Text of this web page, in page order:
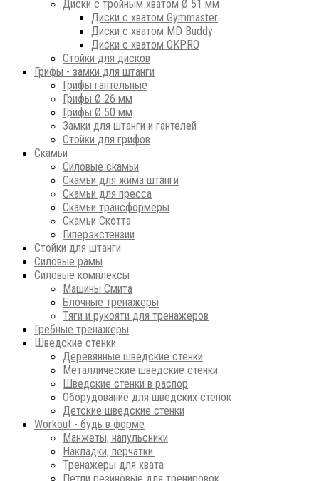
Диски с тройным хватом Ø 51 мм
Диски с хватом Gymmaster
Диски с хватом MD Buddy
Диски с хватом OKPRO
Стойки для дисков
Грифы - замки для штанги
Грифы гантельные
Грифы Ø 26 мм
Грифы Ø 50 мм
Замки для штанги и гантелей
Стойки для грифов
Скамьи
Силовые скамьи
Скамьи для жима штанги
Скамьи для пресса
Скамьи трансформеры
Скамьи Скотта
Гиперэкстензии
Стойки для штанги
Силовые рамы
Силовые комплексы
Машины Смита
Блочные тренажеры
Тяги и рукояти для тренажеров
Гребные тренажеры
Шведские стенки
Деревянные шведские стенки
Металлические шведские стенки
Шведские стенки в распор
Оборудование для шведских стенок
Детские шведские стенки
Workout - будь в форме
Манжеты, напульсники
Накладки, перчатки.
Тренажеры для хвата